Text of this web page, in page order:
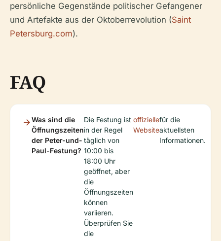
persönliche Gegenstände politischer Gefangener
und Artefakte aus der Oktoberrevolution (Saint
Petersburg.com).
FAQ
Was sind die
Öffnungszeiten
der Peter-und-
Paul-Festung?
Die Festung ist
in der Regel
täglich von
10:00 bis
18:00 Uhr
geöffnet, aber
die
Öffnungszeiten
können
variieren.
Überprüfen Sie
die
offizielle
Website
für die
aktuellsten
Informationen.